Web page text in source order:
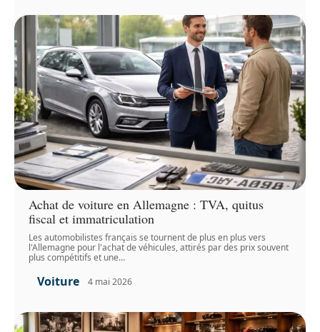
Achat de voiture en Allemagne : TVA, quitus
fiscal et immatriculation
Les automobilistes français se tournent de plus en plus vers
l'Allemagne pour l'achat de véhicules, attirés par des prix souvent
plus compétitifs et une…
Voiture 4 mai 2026